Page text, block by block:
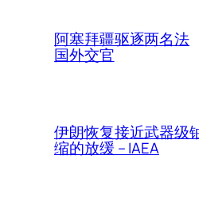
阿塞拜疆驱逐两名法
国外交官
伊朗恢复接近武器级
缩的放缓 – IAEA